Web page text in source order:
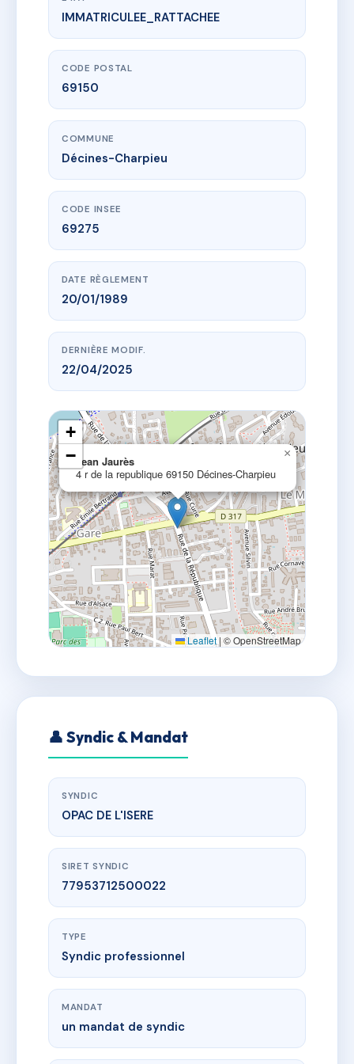
www.vme.plus/AA0013623
Jean Jaurès
4 r de la republique
IMMATRICULEE_RATTACHEE
CODE POSTAL
69150
COMMUNE
Décines-Charpieu
CODE INSEE
69275
DATE RÈGLEMENT
20/01/1989
DERNIÈRE MODIF.
22/04/2025
Jean Jaurès
4 r de la republique 69150 Décines-Charpieu
×
+
−
Leaflet | © OpenStreetMap
👤 Syndic & Mandat
SYNDIC
OPAC DE L'ISERE
SIRET SYNDIC
77953712500022
TYPE
Syndic professionnel
MANDAT
un mandat de syndic